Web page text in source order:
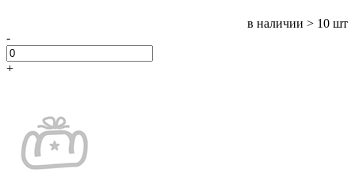
в наличии > 10 шт
-
+